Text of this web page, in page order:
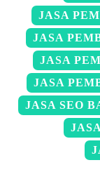
JASA
JASA
JASA
JASA
JASA SEO